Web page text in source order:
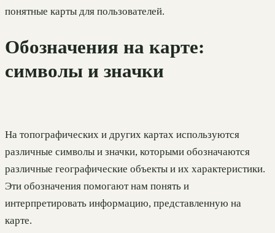
понятные карты для пользователей.
Обозначения на карте:
символы и значки
На топографических и других картах используются
различные символы и значки, которыми обозначаются
различные географические объекты и их характеристики.
Эти обозначения помогают нам понять и
интерпретировать информацию, представленную на
карте.